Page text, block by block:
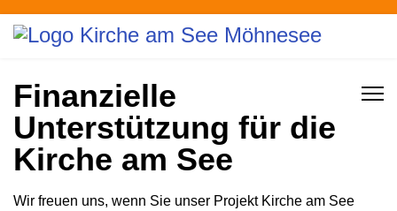
Finanzielle
Unterstützung für die
Kirche am See
Wir freuen uns, wenn Sie unser Projekt Kirche am See